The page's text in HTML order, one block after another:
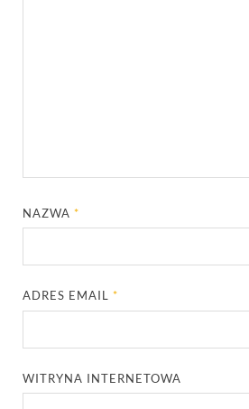
NAZWA*
ADRES EMAIL*
WITRYNA INTERNETOWA